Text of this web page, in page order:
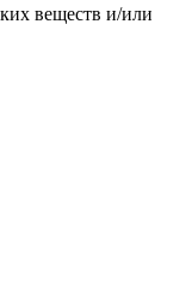
веществ и/или